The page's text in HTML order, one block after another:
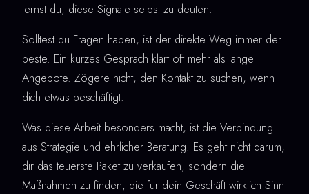
lernst du, diese Signale selbst zu deuten.
Solltest du Fragen haben, ist der direkte Weg immer der
beste. Ein kurzes Gespräch klärt oft mehr als lange
Angebote. Zögere nicht, den Kontakt zu suchen, wenn
dich etwas beschäftigt.
Was diese Arbeit besonders macht, ist die Verbindung
aus Strategie und ehrlicher Beratung. Es geht nicht darum,
dir das teuerste Paket zu verkaufen, sondern die
Maßnahmen zu finden, die für dein Geschäft wirklich Sinn